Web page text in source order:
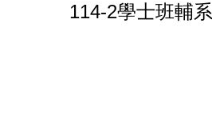
114-2學士班輔